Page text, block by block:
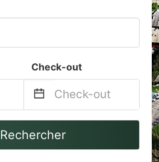
Check-out
Navigate
backward
to
Rechercher